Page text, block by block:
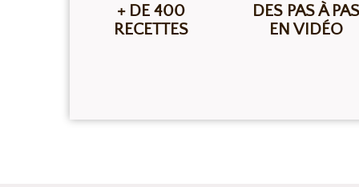
+ DE 400
RECETTES
DES PAS À PAS
EN VIDÉO